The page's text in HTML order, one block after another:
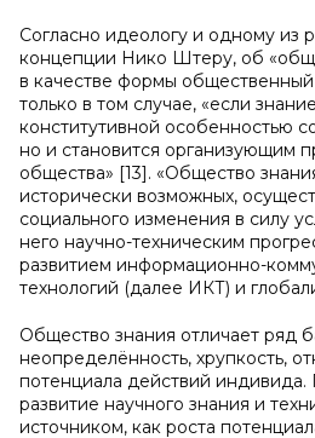
Согласно идеологу и одному из
концепции Нико Штеру, об
в качестве формы
только в том случае, «если
конститутивной особенностью
но и становится организующим
общества» [13]. «Общество
исторически возможных,
социального изменения в силу
него научно-техническим
развитием информационно-
технологий (далее ИКТ) и
Общество знания отличает ряд
неопределённость, хрупкость,
потенциала действий
развитие научного знания и
источником, как роста